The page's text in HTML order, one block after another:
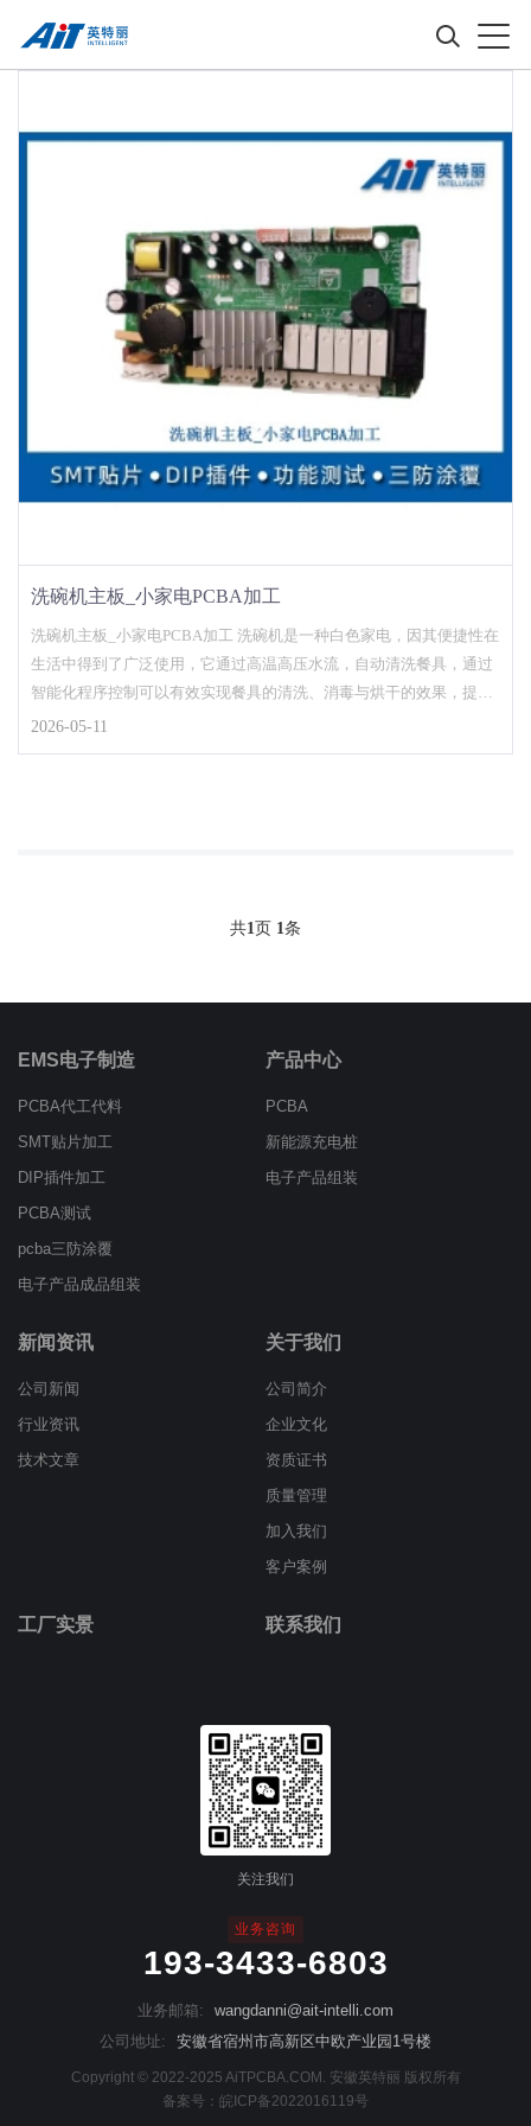
洗碗机主板_小家电PCBA加工
洗碗机主板_小家电PCBA加工 洗碗机是一种白色家电，因其便捷性在
生活中得到了广泛使用，它通过高温高压水流，自动清洗餐具，通过
智能化程序控制可以有效实现餐具的清洗、消毒与烘干的效果，提高
了生活效率和...
2026-05-11
共1页 1条
EMS电子制造
PCBA代工代料
SMT贴片加工
DIP插件加工
PCBA测试
pcba三防涂覆
电子产品成品组装
产品中心
PCBA
新能源充电桩
电子产品组装
新闻资讯
公司新闻
行业资讯
技术文章
关于我们
公司简介
企业文化
资质证书
质量管理
加入我们
客户案例
工厂实景 联系我们
业务咨询
193-3433-6803
业务邮箱:
wangdanni@ait-intelli.com
公司地址:
安徽省宿州市高新区中欧产业园1号楼
Copyright © 2022-2025 AiTPCBA.COM. 安徽英特丽 版权所有
备案号： 皖ICP备2022016119号
关注我们